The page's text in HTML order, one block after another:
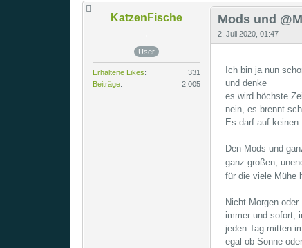
KatzenFische
User
Erhaltene Likes
331
Beiträge
2.005
Mods und
2. Juli 2020, 01:47
Ich bin ja nun
und denke
es wird höchste
nein, es brennt
Es darf auf keinen
Den Mods und
ganz großen,
für die viele Mühe
Nicht Morgen oder
immer und sofort,
jeden Tag mitten
egal ob Sonne